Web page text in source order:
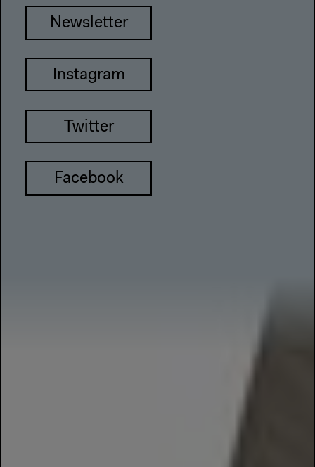
Newsletter
Instagram
Twitter
Facebook